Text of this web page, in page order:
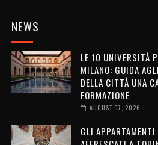
NEWS
LE 10 UNIVERSITÀ
MILANO: GUIDA
DELLA CITTÀ UNA
FORMAZIONE
AUGUST 07, 2026
GLI